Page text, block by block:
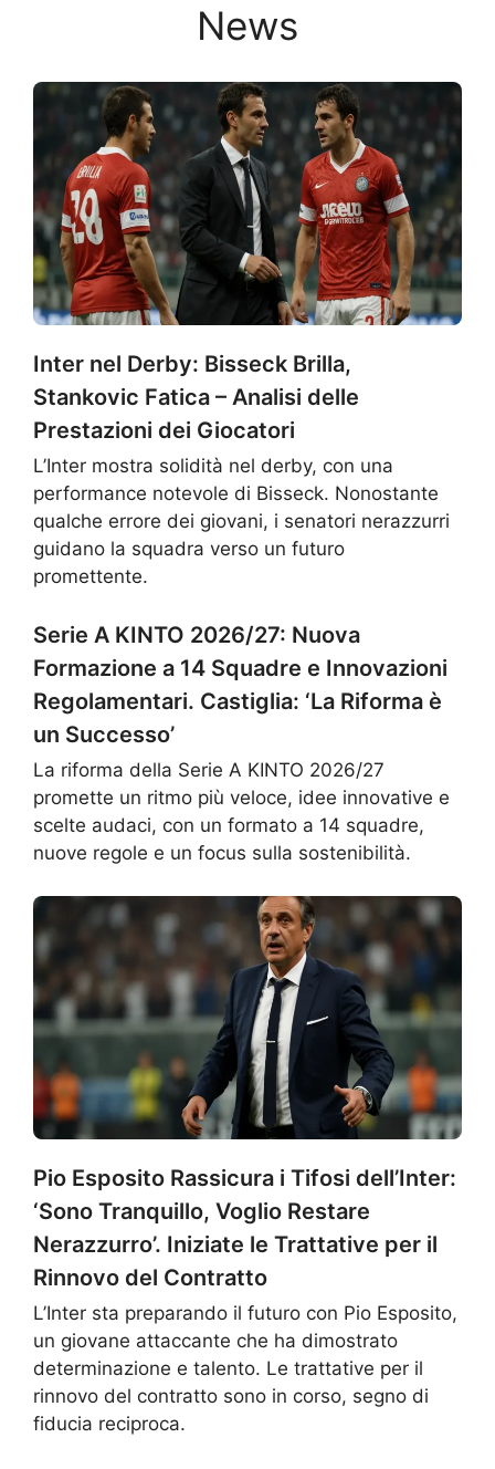
News
Inter nel Derby: Bisseck Brilla,
Stankovic Fatica – Analisi delle
Prestazioni dei Giocatori
L’Inter mostra solidità nel derby, con una
performance notevole di Bisseck. Nonostante
qualche errore dei giovani, i senatori nerazzurri
guidano la squadra verso un futuro
promettente.
Serie A KINTO 2026/27: Nuova
Formazione a 14 Squadre e Innovazioni
Regolamentari. Castiglia: ‘La Riforma è
un Successo’
La riforma della Serie A KINTO 2026/27
promette un ritmo più veloce, idee innovative e
scelte audaci, con un formato a 14 squadre,
nuove regole e un focus sulla sostenibilità.
Pio Esposito Rassicura i Tifosi dell’Inter:
‘Sono Tranquillo, Voglio Restare
Nerazzurro’. Iniziate le Trattative per il
Rinnovo del Contratto
L’Inter sta preparando il futuro con Pio Esposito,
un giovane attaccante che ha dimostrato
determinazione e talento. Le trattative per il
rinnovo del contratto sono in corso, segno di
fiducia reciproca.